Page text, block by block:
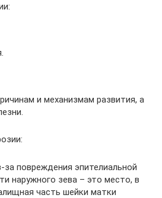
и механизмам развития, а
за повреждения эпителиальной
наружного зева – это место, в
часть шейки матки